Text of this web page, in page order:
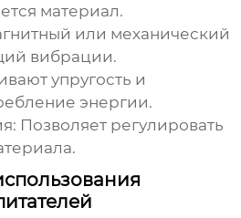
материал.
или механический
вибрации.
упругость и
энергии.
Позволяет регулировать